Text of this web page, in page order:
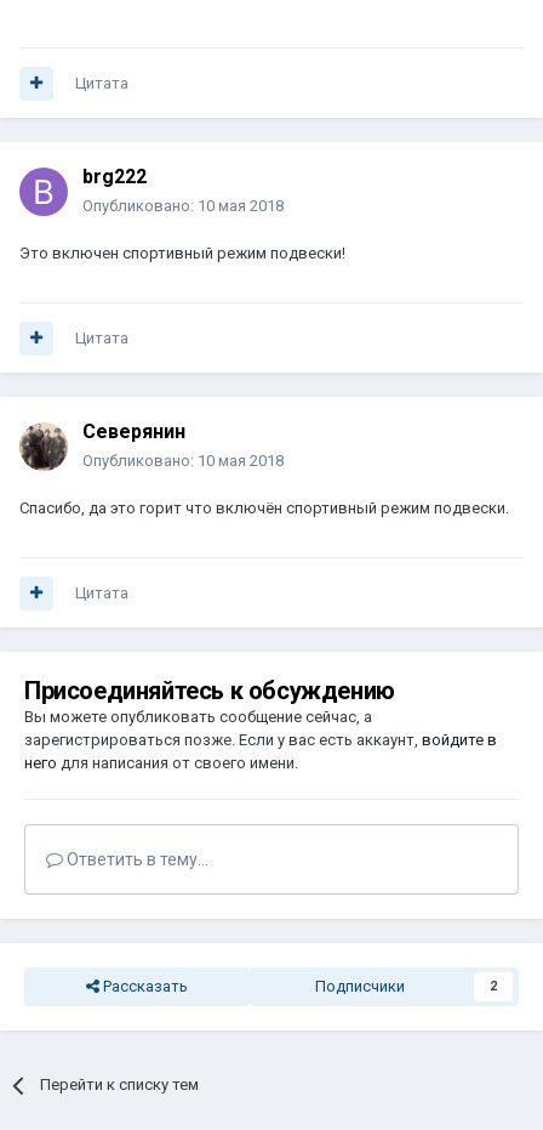
Цитата
brg222
Опубликовано: 10 мая 2018
Это включен спортивный режим подвески!
Цитата
Северянин
Опубликовано: 10 мая 2018
Спасибо, да это горит что включён спортивный режим подвески.
Цитата
Присоединяйтесь к обсуждению
Вы можете опубликовать сообщение сейчас, а
зарегистрироваться позже. Если у вас есть аккаунт, войдите в
него для написания от своего имени.
Ответить в тему...
Рассказать Подписчики 2
Перейти к списку тем